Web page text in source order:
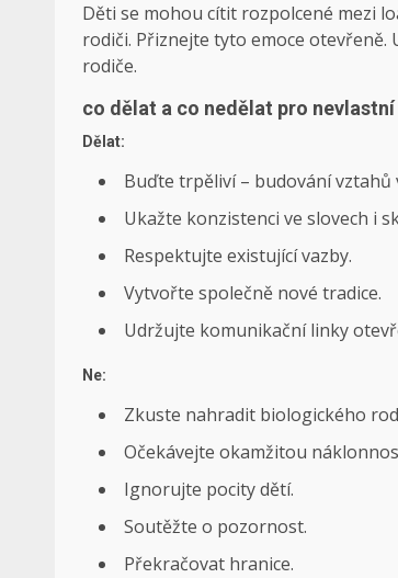
Děti se mohou cítit rozpolcené mezi
rodiči. Přiznejte tyto emoce
rodiče.
co dělat a co nedělat pro
Dělat:
Buďte trpěliví – budování vztahů
Ukažte konzistenci ve slovech i
Respektujte existující vazby.
Vytvořte společně nové tradice.
Udržujte komunikační linky
Ne:
Zkuste nahradit biologického
Očekávejte okamžitou
Ignorujte pocity dětí.
Soutěžte o pozornost.
Překračovat hranice.